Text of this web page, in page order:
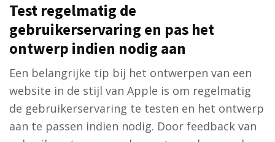
Test regelmatig de
gebruikerservaring en pas het
ontwerp indien nodig aan
Een belangrijke tip bij het ontwerpen van een
website in de stijl van Apple is om regelmatig
de gebruikerservaring te testen en het ontwerp
aan te passen indien nodig. Door feedback van